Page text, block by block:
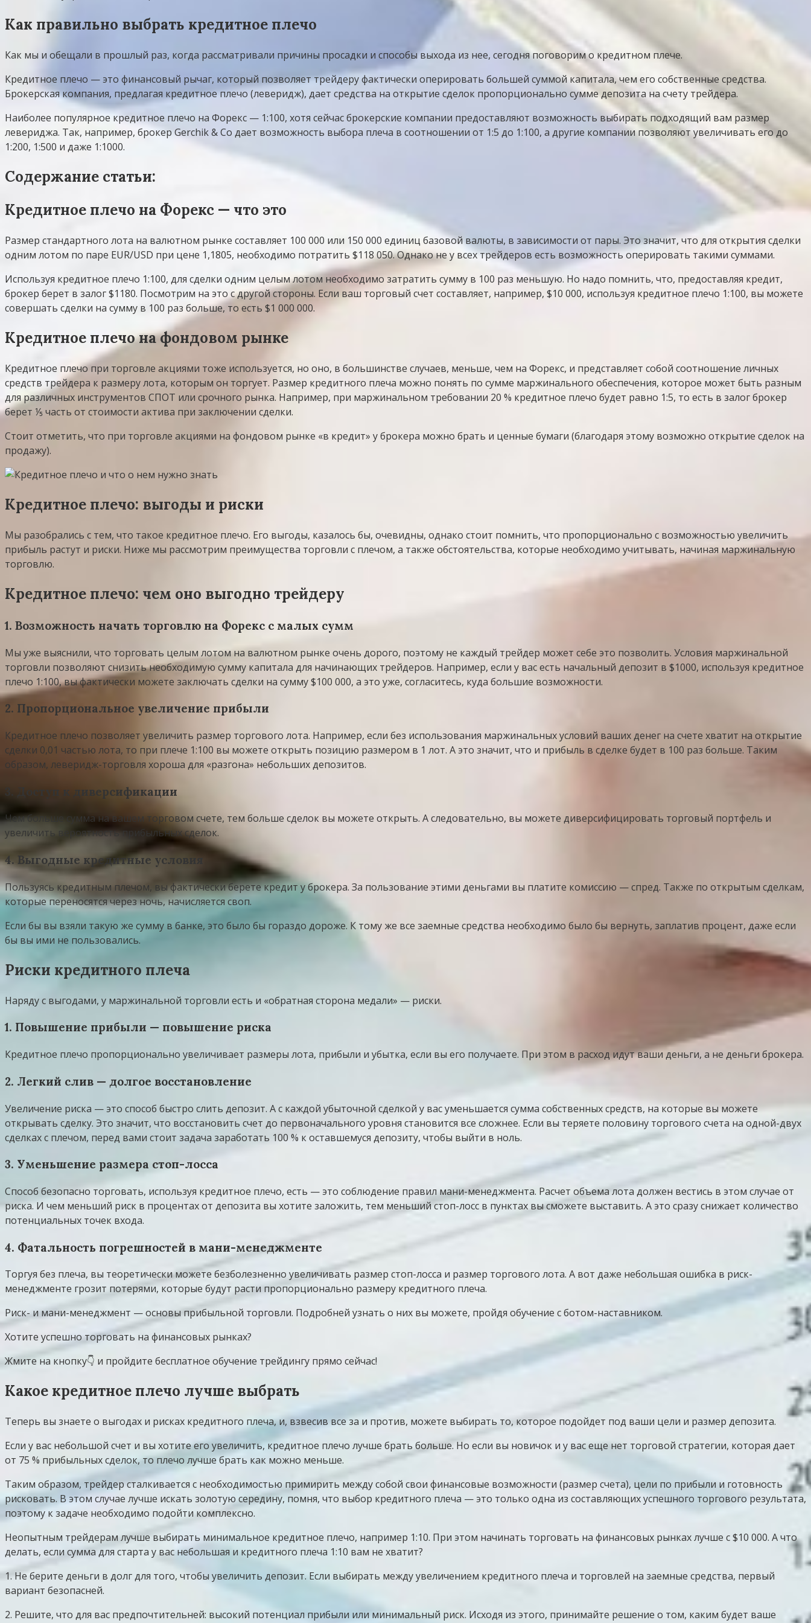
Как правильно выбрать кредитное плечо
Как мы и обещали в прошлый раз, когда рассматривали причины просадки и способы выхода из нее, сегодня поговорим о кредитном плече.
Кредитное плечо — это финансовый рычаг, который позволяет трейдеру фактически оперировать большей суммой капитала, чем его собственные средства.
Брокерская компания, предлагая кредитное плечо (леверидж), дает средства на открытие сделок пропорционально сумме депозита на счету трейдера.
Наиболее популярное кредитное плечо на Форекс — 1:100, хотя сейчас брокерские компании предоставляют возможность выбирать подходящий вам размер
левериджа. Так, например, брокер Gerchik & Co дает возможность выбора плеча в соотношении от 1:5 до 1:100, а другие компании позволяют увеличивать его до
1:200, 1:500 и даже 1:1000.
Содержание статьи:
Кредитное плечо на Форекс — что это
Размер стандартного лота на валютном рынке составляет 100 000 или 150 000 единиц базовой валюты, в зависимости от пары. Это значит, что для открытия сделки
одним лотом по паре EUR/USD при цене 1,1805, необходимо потратить $118 050. Однако не у всех трейдеров есть возможность оперировать такими суммами.
Используя кредитное плечо 1:100, для сделки одним целым лотом необходимо затратить сумму в 100 раз меньшую. Но надо помнить, что, предоставляя кредит,
брокер берет в залог $1180. Посмотрим на это с другой стороны. Если ваш торговый счет составляет, например, $10 000, используя кредитное плечо 1:100, вы можете
совершать сделки на сумму в 100 раз больше, то есть $1 000 000.
Кредитное плечо на фондовом рынке
Кредитное плечо при торговле акциями тоже используется, но оно, в большинстве случаев, меньше, чем на Форекс, и представляет собой соотношение личных
средств трейдера к размеру лота, которым он торгует. Размер кредитного плеча можно понять по сумме маржинального обеспечения, которое может быть разным
для различных инструментов СПОТ или срочного рынка. Например, при маржинальном требовании 20 % кредитное плечо будет равно 1:5, то есть в залог брокер
берет ⅕ часть от стоимости актива при заключении сделки.
Стоит отметить, что при торговле акциями на фондовом рынке «в кредит» у брокера можно брать и ценные бумаги (благодаря этому возможно открытие сделок на
продажу).
Кредитное плечо: выгоды и риски
Мы разобрались с тем, что такое кредитное плечо. Его выгоды, казалось бы, очевидны, однако стоит помнить, что пропорционально с возможностью увеличить
прибыль растут и риски. Ниже мы рассмотрим преимущества торговли с плечом, а также обстоятельства, которые необходимо учитывать, начиная маржинальную
торговлю.
Кредитное плечо: чем оно выгодно трейдеру
1. Возможность начать торговлю на Форекс с малых сумм
Мы уже выяснили, что торговать целым лотом на валютном рынке очень дорого, поэтому не каждый трейдер может себе это позволить. Условия маржинальной
торговли позволяют снизить необходимую сумму капитала для начинающих трейдеров. Например, если у вас есть начальный депозит в $1000, используя кредитное
плечо 1:100, вы фактически можете заключать сделки на сумму $100 000, а это уже, согласитесь, куда большие возможности.
2. Пропорциональное увеличение прибыли
Кредитное плечо позволяет увеличить размер торгового лота. Например, если без использования маржинальных условий ваших денег на счете хватит на открытие
сделки 0,01 частью лота, то при плече 1:100 вы можете открыть позицию размером в 1 лот. А это значит, что и прибыль в сделке будет в 100 раз больше. Таким
образом, леверидж-торговля хороша для «разгона» небольших депозитов.
3. Доступ к диверсификации
Чем больше сумма на вашем торговом счете, тем больше сделок вы можете открыть. А следовательно, вы можете диверсифицировать торговый портфель и
увеличить вероятность прибыльных сделок.
4. Выгодные кредитные условия
Пользуясь кредитным плечом, вы фактически берете кредит у брокера. За пользование этими деньгами вы платите комиссию — спред. Также по открытым сделкам,
которые переносятся через ночь, начисляется своп.
Если бы вы взяли такую же сумму в банке, это было бы гораздо дороже. К тому же все заемные средства необходимо было бы вернуть, заплатив процент, даже если
бы вы ими не пользовались.
Риски кредитного плеча
Наряду с выгодами, у маржинальной торговли есть и «обратная сторона медали» — риски.
1. Повышение прибыли — повышение риска
Кредитное плечо пропорционально увеличивает размеры лота, прибыли и убытка, если вы его получаете. При этом в расход идут ваши деньги, а не деньги брокера.
2. Легкий слив — долгое восстановление
Увеличение риска — это способ быстро слить депозит. А с каждой убыточной сделкой у вас уменьшается сумма собственных средств, на которые вы можете
открывать сделку. Это значит, что восстановить счет до первоначального уровня становится все сложнее. Если вы теряете половину торгового счета на одной-двух
сделках с плечом, перед вами стоит задача заработать 100 % к оставшемуся депозиту, чтобы выйти в ноль.
3. Уменьшение размера стоп-лосса
Способ безопасно торговать, используя кредитное плечо, есть — это соблюдение правил мани-менеджмента. Расчет объема лота должен вестись в этом случае от
риска. И чем меньший риск в процентах от депозита вы хотите заложить, тем меньший стоп-лосс в пунктах вы сможете выставить. А это сразу снижает количество
потенциальных точек входа.
4. Фатальность погрешностей в мани-менеджменте
Торгуя без плеча, вы теоретически можете безболезненно увеличивать размер стоп-лосса и размер торгового лота. А вот даже небольшая ошибка в риск-
менеджменте грозит потерями, которые будут расти пропорционально размеру кредитного плеча.
Риск- и мани-менеджмент — основы прибыльной торговли. Подробней узнать о них вы можете, пройдя обучение с ботом-наставником.
Хотите успешно торговать на финансовых рынках?
Жмите на кнопку👇 и пройдите бесплатное обучение трейдингу прямо сейчас!
Какое кредитное плечо лучше выбрать
Теперь вы знаете о выгодах и рисках кредитного плеча, и, взвесив все за и против, можете выбирать то, которое подойдет под ваши цели и размер депозита.
Если у вас небольшой счет и вы хотите его увеличить, кредитное плечо лучше брать больше. Но если вы новичок и у вас еще нет торговой стратегии, которая дает
от 75 % прибыльных сделок, то плечо лучше брать как можно меньше.
Таким образом, трейдер сталкивается с необходимостью примирить между собой свои финансовые возможности (размер счета), цели по прибыли и готовность
рисковать. В этом случае лучше искать золотую середину, помня, что выбор кредитного плеча — это только одна из составляющих успешного торгового результата,
поэтому к задаче необходимо подойти комплексно.
Неопытным трейдерам лучше выбирать минимальное кредитное плечо, например 1:10. При этом начинать торговать на финансовых рынках лучше с $10 000. А что
делать, если сумма для старта у вас небольшая и кредитного плеча 1:10 вам не хватит?
1. Не берите деньги в долг для того, чтобы увеличить депозит. Если выбирать между увеличением кредитного плеча и торговлей на заемные средства, первый
вариант безопасней.
2. Решите, что для вас предпочтительней: высокий потенциал прибыли или минимальный риск. Исходя из этого, принимайте решение о том, каким будет ваше